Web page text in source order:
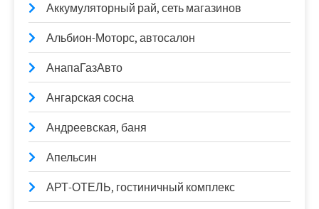
Аккумуляторный рай, сеть магазинов
Альбион-Моторс, автосалон
АнапаГазАвто
Ангарская сосна
Андреевская, баня
Апельсин
АРТ-ОТЕЛЬ, гостиничный комплекс